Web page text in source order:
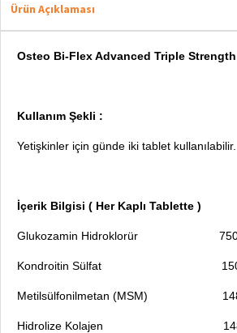
Ürün Açıklaması
Osteo Bi-Flex Advanced Triple
Kullanım Şekli :
Yetişkinler için günde iki tablet kullanılabilir.
İçerik Bilgisi ( Her Kaplı Tablette )
Glukozamin Hidroklorür 750
Kondroitin Sülfat 150
Metilsülfonilmetan (MSM) 148
Hidrolize Kolajen 148